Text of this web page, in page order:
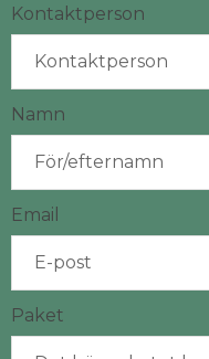
Kontaktperson
Namn
Email
Paket